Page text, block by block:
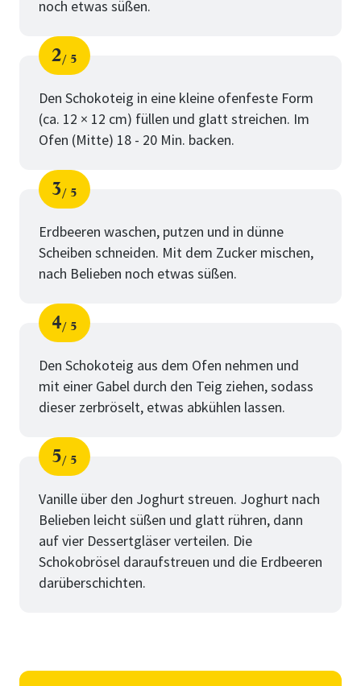
noch etwas süßen.
Schritt
2
von
5
Den Schokoteig in eine kleine ofenfeste Form
(ca. 12 × 12 cm) füllen und glatt streichen. Im
Ofen (Mitte) 18 - 20 Min. backen.
Schritt
3
von
5
Erdbeeren waschen, putzen und in dünne
Scheiben schneiden. Mit dem Zucker mischen,
nach Belieben noch etwas süßen.
Schritt
4
von
5
Den Schokoteig aus dem Ofen nehmen und
mit einer Gabel durch den Teig ziehen, sodass
dieser zerbröselt, etwas abkühlen lassen.
Schritt
5
von
5
Vanille über den Joghurt streuen. Joghurt nach
Belieben leicht süßen und glatt rühren, dann
auf vier Dessertgläser verteilen. Die
Schokobrösel daraufstreuen und die Erdbeeren
darüberschichten.